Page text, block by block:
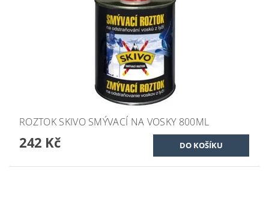
ROZTOK SKIVO SMÝVACÍ NA VOSKY 800ML
242 Kč